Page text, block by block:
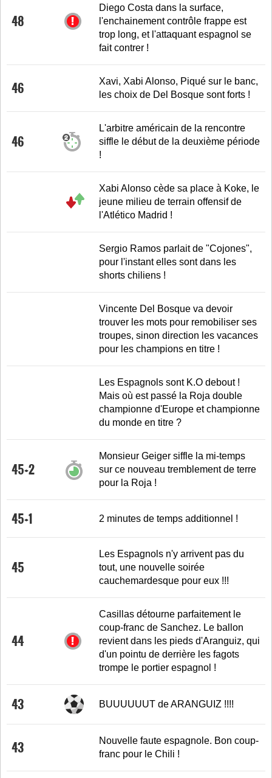
48
Diego Costa dans la surface,
l'enchainement contrôle frappe est
trop long, et l'attaquant espagnol se
fait contrer !
46
Xavi, Xabi Alonso, Piqué sur le banc,
les choix de Del Bosque sont forts !
46
L'arbitre américain de la rencontre
siffle le début de la deuxième période
!
Xabi Alonso cède sa place à Koke, le
jeune milieu de terrain offensif de
l'Atlético Madrid !
Sergio Ramos parlait de "Cojones",
pour l'instant elles sont dans les
shorts chiliens !
Vincente Del Bosque va devoir
trouver les mots pour remobiliser ses
troupes, sinon direction les vacances
pour les champions en titre !
Les Espagnols sont K.O debout !
Mais où est passé la Roja double
championne d'Europe et championne
du monde en titre ?
45+2
Monsieur Geiger siffle la mi-temps
sur ce nouveau tremblement de terre
pour la Roja !
45+1 2 minutes de temps additionnel !
45
Les Espagnols n'y arrivent pas du
tout, une nouvelle soirée
cauchemardesque pour eux !!!
44
Casillas détourne parfaitement le
coup-franc de Sanchez. Le ballon
revient dans les pieds d'Aranguiz, qui
d'un pointu de derrière les fagots
trompe le portier espagnol !
43 BUUUUUUT de ARANGUIZ !!!!
43
Nouvelle faute espagnole. Bon coup-
franc pour le Chili !